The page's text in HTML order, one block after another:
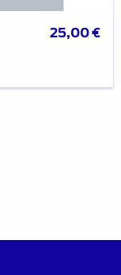
25,00€